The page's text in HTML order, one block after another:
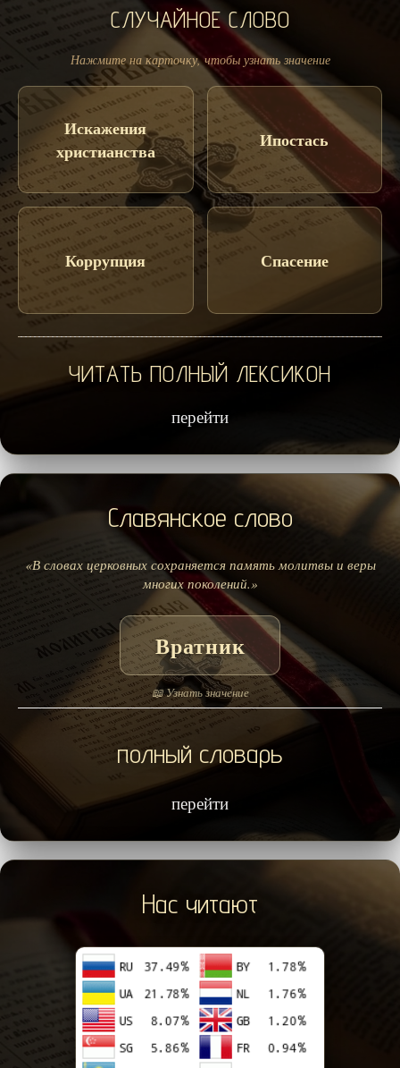
СЛУЧАЙНОЕ СЛОВО
Нажмите на карточку, чтобы узнать значение
Искажения
христианства
Ипостась
Коррупция Спасение
ЧИТАТЬ ПОЛНЫЙ ЛЕКСИКОН
перейти
Славянское слово
«В словах церковных сохраняется память молитвы и веры
многих поколений.»
Вратник
📖 Узнать значение
полный словарь
перейти
Нас читают